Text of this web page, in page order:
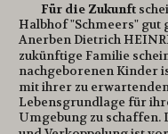
Für die Zukunft
Halbhof "Schmeers"
Anerben Dietrich
zukünftige Familie
nachgeborenen Kinder
mit ihrer zu
Lebensgrundlage für
Umgebung zu schaffen.